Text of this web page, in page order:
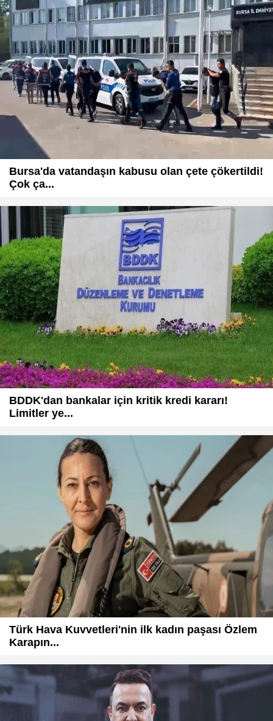
Bursa'da vatandaşın kabusu olan çete çökertildi!
Çok ça...
BDDK'dan bankalar için kritik kredi kararı!
Limitler ye...
Türk Hava Kuvvetleri'nin ilk kadın paşası Özlem
Karapın...